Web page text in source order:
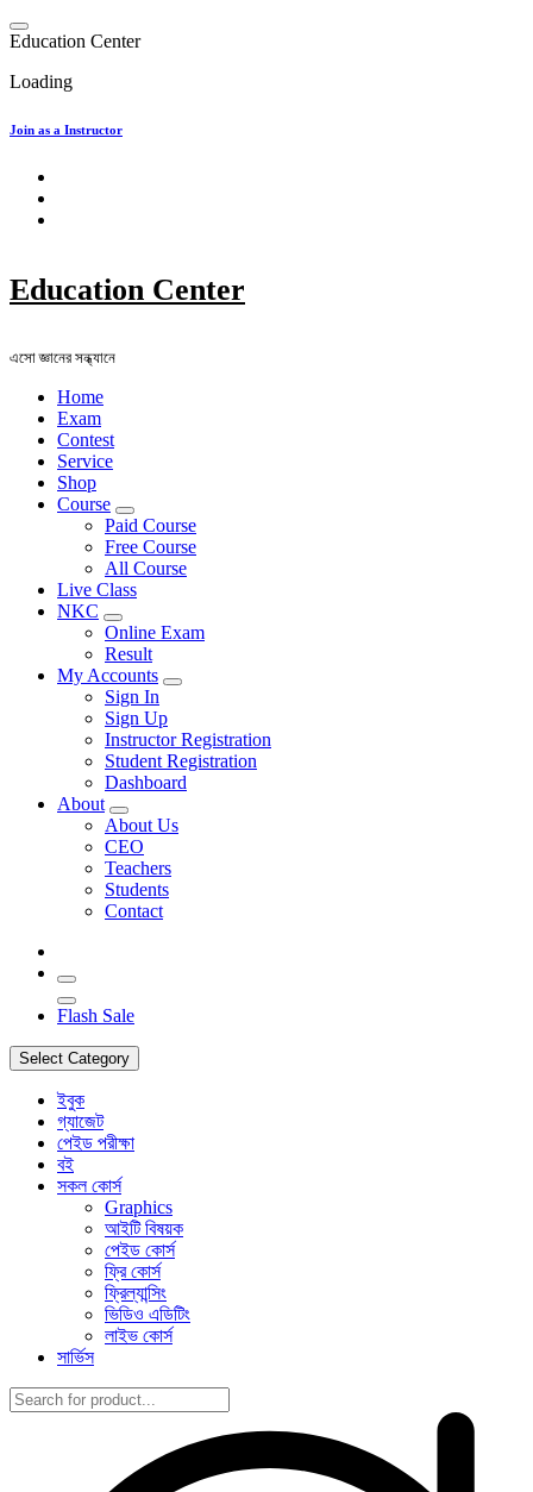
Skip
to
Education Center
Loading
Join as a Instructor
Education Center
এসো জ্ঞানের সন্ধ্যানে
Home
Exam
Contest
Service
Shop
Course
Paid Course
Free Course
All Course
Live Class
NKC
Online Exam
Result
My Accounts
Sign In
Sign Up
Instructor Registration
Student Registration
Dashboard
About
About Us
CEO
Teachers
Students
Contact
Flash Sale
Select Category
ইবুক
গ্যাজেট
পেইড পরীক্ষা
বই
সকল কোর্স
Graphics
আইটি বিষয়ক
পেইড কোর্স
ফ্রি কোর্স
ফ্রিল্যান্সিং
ভিডিও এডিটিং
লাইভ কোর্স
সার্ভিস